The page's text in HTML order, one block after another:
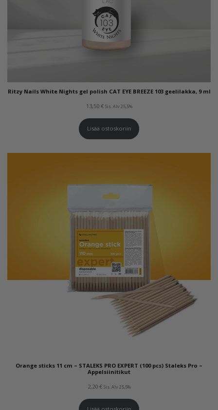
Ritzy Nails White Nights gel polish CAT EYE BREEZE 103 geelilakka, 9 ml
13,50 € Sis. Alv 25,5%
Lisää ostoskoriin
Orange sticks 11 cm – STALEKS PRO EXPERT (100 pcs) Staleks Pro –
Appelsiinitikut
2,20 € Sis. Alv 25,5%